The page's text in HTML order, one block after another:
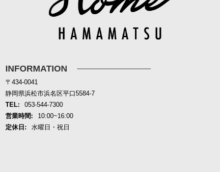
INFORMATION
〒434-0041
静岡県浜松市浜名区平口5584-7
TEL:
053-544-7300
営業時間:
10:00~16:00
定休日:
水曜日・祝日